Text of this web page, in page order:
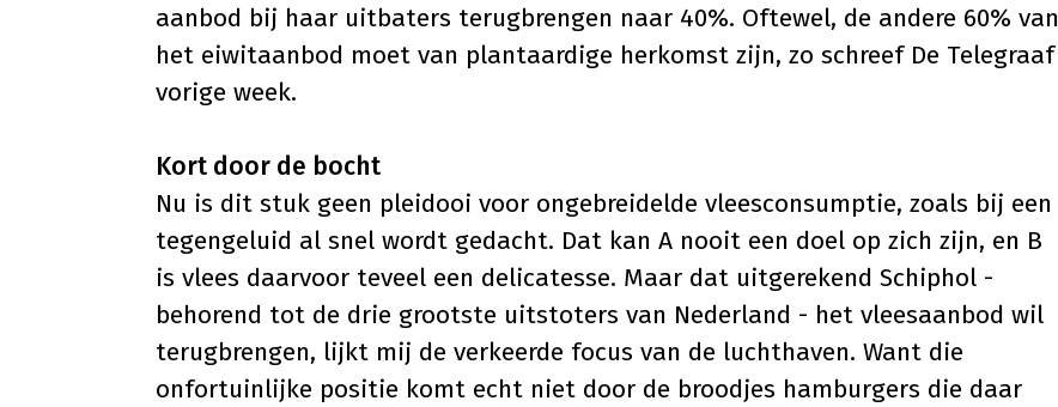
aanbod bij haar uitbaters terugbrengen naar 40%. Oftewel, de andere 60% van
het eiwitaanbod moet van plantaardige herkomst zijn, zo schreef De Telegraaf
vorige week.
Kort door de bocht
Nu is dit stuk geen pleidooi voor ongebreidelde vleesconsumptie, zoals bij een
tegengeluid al snel wordt gedacht. Dat kan A nooit een doel op zich zijn, en B
is vlees daarvoor teveel een delicatesse. Maar dat uitgerekend Schiphol -
behorend tot de drie grootste uitstoters van Nederland - het vleesaanbod wil
terugbrengen, lijkt mij de verkeerde focus van de luchthaven. Want die
onfortuinlijke positie komt echt niet door de broodjes hamburgers die daar